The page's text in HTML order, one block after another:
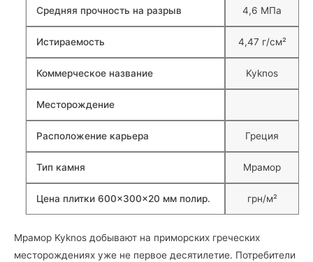
Средняя прочность на разрыв 4,6 МПа
Истираемость 4,47 г/см²
Коммерческое название Kyknos
Месторождение
Расположение карьера Греция
Тип камня Мрамор
Цена плитки 600×300×20 мм полир. грн/м²
Мрамор Kyknos добывают на приморских греческих
месторождениях уже не первое десятилетие. Потребители